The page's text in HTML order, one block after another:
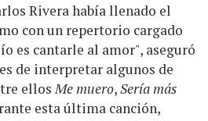
Rivera había llenado el
con un repertorio cargado
es cantarle al amor", aseguró
de interpretar algunos de
ellosMe muero,Sería más
esta última canción,